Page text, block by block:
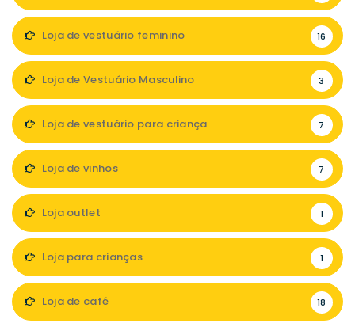
Loja de vestuário feminino 16
Loja de Vestuário Masculino 3
Loja de vestuário para criança 7
Loja de vinhos 7
Loja outlet 1
Loja para crianças 1
Loja de café 18